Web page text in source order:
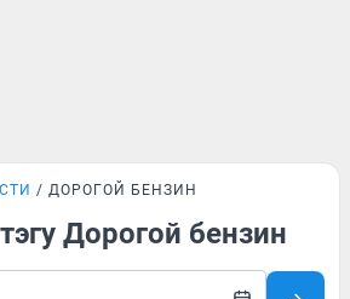
ДОРОГОЙ БЕНЗИН
Дорогой бензин